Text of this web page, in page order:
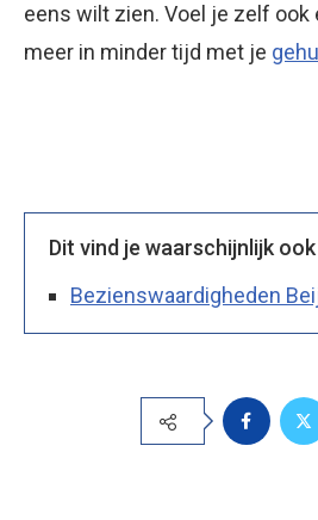
eens wilt zien. Voel je zelf ook
meer in minder tijd met je
Dit vind je waarschijnlijk
Bezienswaardigheden